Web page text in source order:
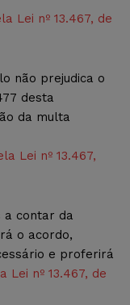
Lei nº 13.467, de
não prejudica o
desta
da multa
Lei nº 13.467,
a contar da
o acordo,
e proferirá
Lei nº 13.467, de